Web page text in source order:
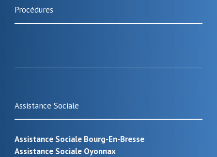
Procédures
Assistance Sociale
Assistance Sociale Bourg-En-Bresse
Assistance Sociale Oyonnax